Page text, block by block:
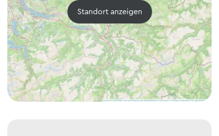
Standort anzeigen